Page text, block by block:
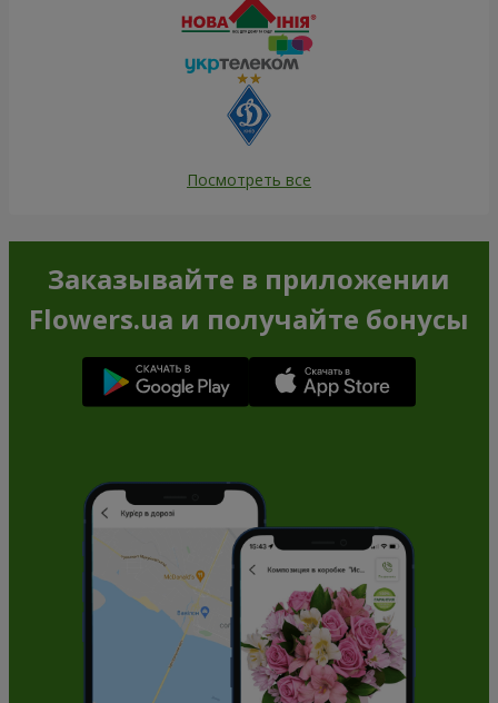
Посмотреть все
Заказывайте в приложении
Flowers.ua и получайте бонусы